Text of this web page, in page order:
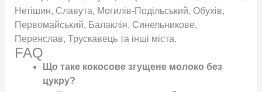
Нетішин, Славута, Могилів-Подільський, Обухів,
Первомайський, Балаклія, Синельникове,
Переяслав, Трускавець та інші міста.
FAQ
Що таке кокосове згущене молоко без
цукру?